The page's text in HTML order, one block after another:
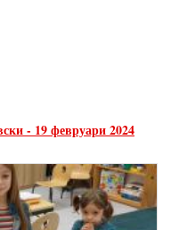
- 19 февруари 2024